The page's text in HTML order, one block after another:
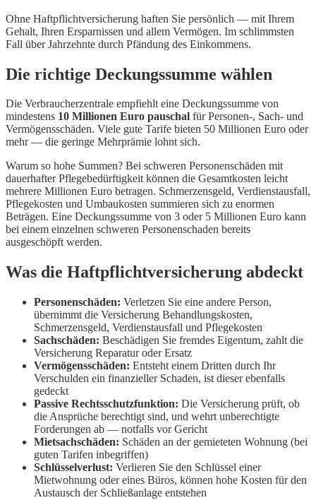
Ohne Haftpflichtversicherung haften Sie persönlich — mit Ihrem
Gehalt, Ihren Ersparnissen und allem Vermögen. Im schlimmsten
Fall über Jahrzehnte durch Pfändung des Einkommens.
Die richtige Deckungssumme wählen
Die Verbraucherzentrale empfiehlt eine Deckungssumme von
mindestens 10 Millionen Euro pauschal für Personen-, Sach- und
Vermögensschäden. Viele gute Tarife bieten 50 Millionen Euro oder
mehr — die geringe Mehrprämie lohnt sich.
Warum so hohe Summen? Bei schweren Personenschäden mit
dauerhafter Pflegebedürftigkeit können die Gesamtkosten leicht
mehrere Millionen Euro betragen. Schmerzensgeld, Verdienstausfall,
Pflegekosten und Umbaukosten summieren sich zu enormen
Beträgen. Eine Deckungssumme von 3 oder 5 Millionen Euro kann
bei einem einzelnen schweren Personenschaden bereits
ausgeschöpft werden.
Was die Haftpflichtversicherung abdeckt
Personenschäden: Verletzen Sie eine andere Person,
übernimmt die Versicherung Behandlungskosten,
Schmerzensgeld, Verdienstausfall und Pflegekosten
Sachschäden: Beschädigen Sie fremdes Eigentum, zahlt die
Versicherung Reparatur oder Ersatz
Vermögensschäden: Entsteht einem Dritten durch Ihr
Verschulden ein finanzieller Schaden, ist dieser ebenfalls
gedeckt
Passive Rechtsschutzfunktion: Die Versicherung prüft, ob
die Ansprüche berechtigt sind, und wehrt unberechtigte
Forderungen ab — notfalls vor Gericht
Mietsachschäden: Schäden an der gemieteten Wohnung (bei
guten Tarifen inbegriffen)
Schlüsselverlust: Verlieren Sie den Schlüssel einer
Mietwohnung oder eines Büros, können hohe Kosten für den
Austausch der Schließanlage entstehen